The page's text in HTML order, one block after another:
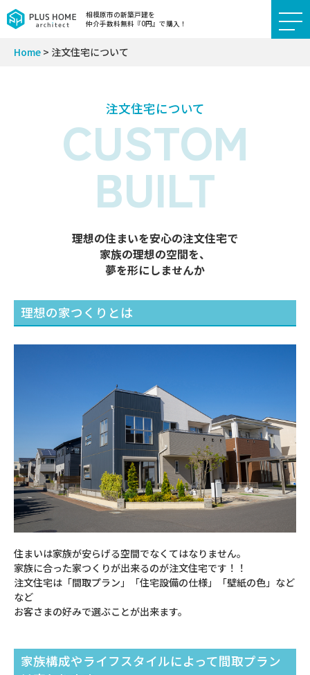
相模原市の新築戸建を
仲介手数料無料『0円』で購入！
Home > 注文住宅について
注⽂住宅について
CUSTOM
BUILT
理想の住まいを安⼼の注⽂住宅で
家族の理想の空間を、
夢を形にしませんか
理想の家つくりとは
住まいは家族が安らげる空間でなくてはなりません。
家族に合った家つくりが出来るのが注⽂住宅です！！
注⽂住宅は「間取プラン」「住宅設備の仕様」「壁紙の⾊」など
など
お客さまの好みで選ぶことが出来ます。
家族構成やライフスタイルによって間取プラン